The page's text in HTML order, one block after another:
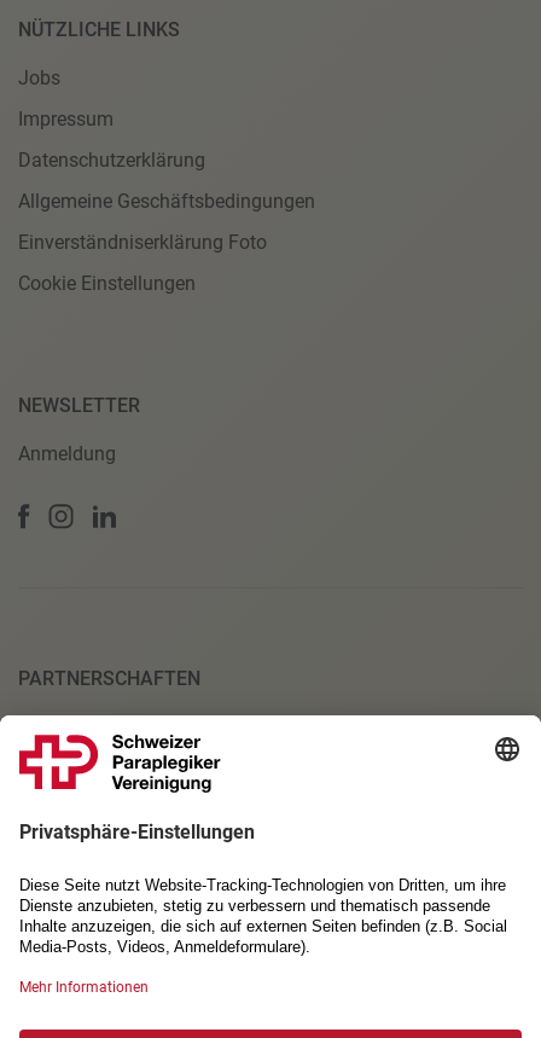
NÜTZLICHE LINKS
Jobs
Impressum
Datenschutzerklärung
Allgemeine Geschäftsbedingungen
Einverständniserklärung Foto
Cookie Einstellungen
NEWSLETTER
Anmeldung
PARTNERSCHAFTEN